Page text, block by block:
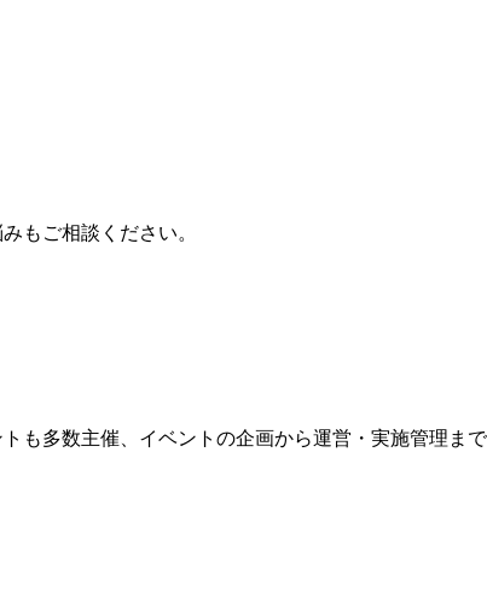
もご相談ください。
も多数主催、イベントの企画から運営・実施管理まで